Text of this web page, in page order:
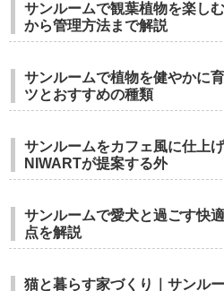
サンルームで観葉植物を楽し
から管理方法まで解説
サンルームで植物を健やかに
ツとおすすめの種類
サンルームをカフェ風に仕上
NIWARTが提案する外
サンルームで愛犬と過ごす快
点を解説
猫と暮らす家づくり｜サンル